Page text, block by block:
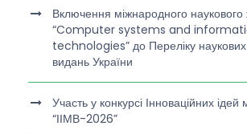
Включення міжнародного
“Computer systems and
technologies” до Переліку
видань України
Участь у конкурсі Інноваційних
“ІІМВ-2026”